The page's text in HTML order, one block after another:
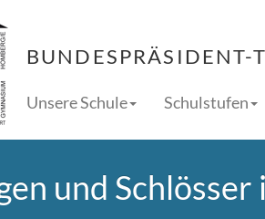
BUNDESPRÄSIDENT-
Unsere Schule Schulstufen
und